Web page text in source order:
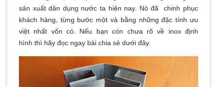
sản xuất dân dụng nước ta hiện nay. Nó đã chinh phục
khách hàng, từng bước một và bằng những đặc tính ưu
việt nhất vốn có. Nếu bạn còn chưa rõ về inox định
hình thì hãy đọc ngay bài chia sẻ dưới đây.